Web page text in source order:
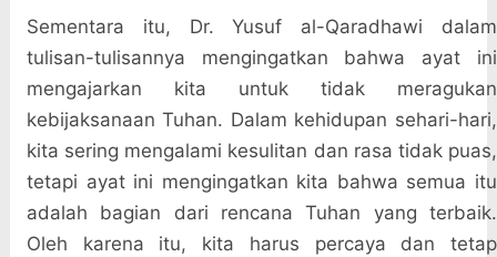
Sementara itu, Dr. Yusuf al-Qaradhawi dalam
tulisan-tulisannya mengingatkan bahwa ayat ini
mengajarkan kita untuk tidak meragukan
kebijaksanaan Tuhan. Dalam kehidupan sehari-hari,
kita sering mengalami kesulitan dan rasa tidak puas,
tetapi ayat ini mengingatkan kita bahwa semua itu
adalah bagian dari rencana Tuhan yang terbaik.
Oleh karena itu, kita harus percaya dan tetap